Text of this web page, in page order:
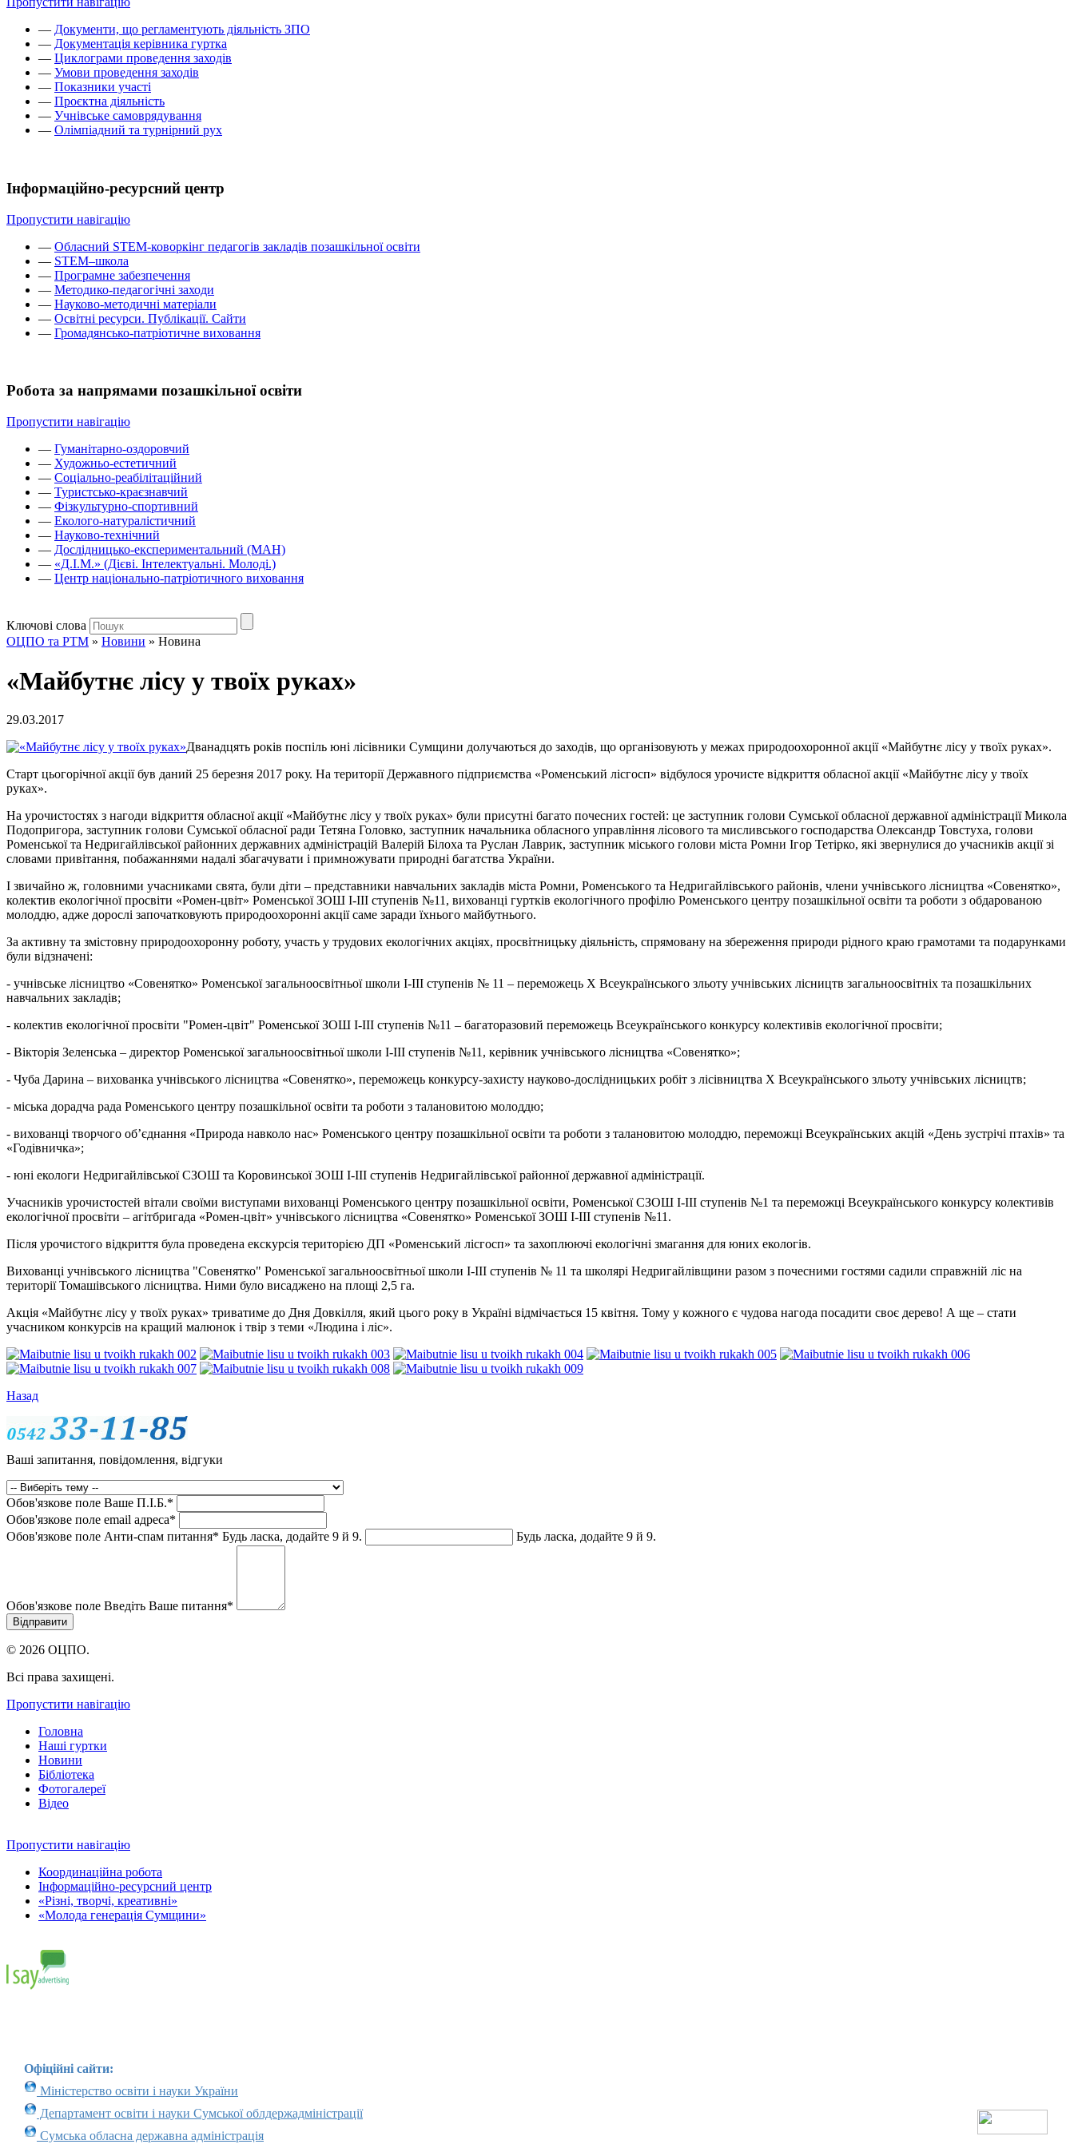
— Документи, що регламентують діяльність ЗПО
— Документація керівника гуртка
— Циклограми проведення заходів
— Умови проведення заходів
— Показники участі
— Проєктна діяльність
— Учнівське самоврядування
— Олімпіадний та турнірний рух
Інформаційно-ресурсний центр
Пропустити навігацію
— Обласний STEM-коворкінг педагогів закладів позашкільної освіти
— STEM–школа
— Програмне забезпечення
— Методико-педагогічні заходи
— Науково-методичні матеріали
— Освітні ресурси. Публікації. Сайти
— Громадянсько-патріотичне виховання
Робота за напрямами позашкільної освіти
Пропустити навігацію
— Гуманітарно-оздоровчий
— Художньо-естетичний
— Соціально-реабілітаційний
— Туристсько-краєзнавчий
— Фізкультурно-спортивний
— Еколого-натуралістичний
— Науково-технічний
— Дослідницько-експериментальний (МАН)
— «Д.І.М.» (Дієві. Інтелектуальні. Молоді.)
— Центр національно-патріотичного виховання
Ключові слова
ОЦПО та РТМ » Новини » Новина
«Майбутнє лісу у твоїх руках»
29.03.2017
Дванадцять років поспіль юні лісівники Сумщини долучаються до заходів, що організовують у межах природоохоронної акції «Майбутнє лісу у твоїх руках».
Старт цьогорічної акції був даний 25 березня 2017 року. На території Державного підприємства «Роменський лісгосп» відбулося урочисте відкриття обласної акції «Майбутнє лісу у твоїх
руках».
На урочистостях з нагоди відкриття обласної акції «Майбутнє лісу у твоїх руках» були присутні багато почесних гостей: це заступник голови Сумської обласної державної адміністрації Микола
Подопригора, заступник голови Сумської обласної ради Тетяна Головко, заступник начальника обласного управління лісового та мисливського господарства Олександр Товстуха, голови
Роменської та Недригайлівської районних державних адміністрацій Валерій Білоха та Руслан Лаврик, заступник міського голови міста Ромни Ігор Тетірко, які звернулися до учасників акції зі
словами привітання, побажаннями надалі збагачувати і примножувати природні багатства України.
І звичайно ж, головними учасниками свята, були діти – представники навчальних закладів міста Ромни, Роменського та Недригайлівського районів, члени учнівського лісництва «Совенятко»,
колектив екологічної просвіти «Ромен-цвіт» Роменської ЗОШ І-ІІІ ступенів №11, вихованці гуртків екологічного профілю Роменського центру позашкільної освіти та роботи з обдарованою
молоддю, адже дорослі започатковують природоохоронні акції саме заради їхнього майбутнього.
За активну та змістовну природоохоронну роботу, участь у трудових екологічних акціях, просвітницьку діяльність, спрямовану на збереження природи рідного краю грамотами та подарунками
були відзначені:
- учнівське лісництво «Совенятко» Роменської загальноосвітньої школи І-ІІІ ступенів № 11 – переможець Х Всеукраїнського зльоту учнівських лісництв загальноосвітніх та позашкільних
навчальних закладів;
- колектив екологічної просвіти "Ромен-цвіт" Роменської ЗОШ І-ІІІ ступенів №11 – багаторазовий переможець Всеукраїнського конкурсу колективів екологічної просвіти;
- Вікторія Зеленська – директор Роменської загальноосвітньої школи І-ІІІ ступенів №11, керівник учнівського лісництва «Совенятко»;
- Чуба Дарина – вихованка учнівського лісництва «Совенятко», переможець конкурсу-захисту науково-дослідницьких робіт з лісівництва Х Всеукраїнського зльоту учнівських лісництв;
- міська дорадча рада Роменського центру позашкільної освіти та роботи з талановитою молоддю;
- вихованці творчого об’єднання «Природа навколо нас» Роменського центру позашкільної освіти та роботи з талановитою молоддю, переможці Всеукраїнських акцій «День зустрічі птахів» та
«Годівничка»;
- юні екологи Недригайлівської СЗОШ та Коровинської ЗОШ І-ІІІ ступенів Недригайлівської районної державної адміністрації.
Учасників урочистостей вітали своїми виступами вихованці Роменського центру позашкільної освіти, Роменської СЗОШ І-ІІІ ступенів №1 та переможці Всеукраїнського конкурсу колективів
екологічної просвіти – агітбригада «Ромен-цвіт» учнівського лісництва «Совенятко» Роменської ЗОШ І-ІІІ ступенів №11.
Після урочистого відкриття була проведена екскурсія територією ДП «Роменський лісгосп» та захоплюючі екологічні змагання для юних екологів.
Вихованці учнівського лісництва "Совенятко" Роменської загальноосвітньої школи І-ІІІ ступенів № 11 та школярі Недригайлівщини разом з почесними гостями садили справжній ліс на
території Томашівського лісництва. Ними було висаджено на площі 2,5 га.
Акція «Майбутнє лісу у твоїх руках» триватиме до Дня Довкілля, який цього року в Україні відмічається 15 квітня. Тому у кожного є чудова нагода посадити своє дерево! А ще – стати
учасником конкурсів на кращий малюнок і твір з теми «Людина і ліс».
Назад
Ваші запитання, повідомлення, відгуки
Обов'язкове поле Ваше П.I.Б.*
Обов'язкове поле email адреса*
Обов'язкове поле Анти-спам питання* Будь ласка, додайте 9 й 9. Будь ласка, додайте 9 й 9.
Обов'язкове поле Введіть Ваше питання*
© 2026 ОЦПО.
Всі права захищені.
Пропустити навігацію
Головна
Наші гуртки
Новини
Бібліотека
Фотогалереї
Відео
Пропустити навігацію
Координаційна робота
Інформаційно-ресурсний центр
«Різні, творчі, креативні»
«Молода генерація Сумщини»
Офіційні сайти:
Міністерство освіти і науки України
Департамент освіти і науки Сумської облдержадміністрації
Сумська обласна державна адміністрація